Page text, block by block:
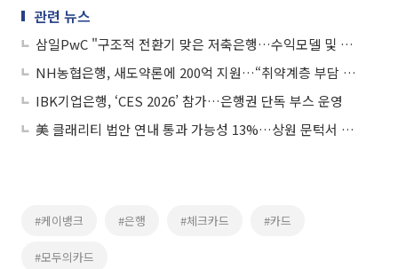
관련 뉴스
삼일PwC "구조적 전환기 맞은 저축은행…수익모델 및 역할 재정의해야"
NH농협은행, 새도약론에 200억 지원…“취약계층 부담 경감”
IBK기업은행, ‘CES 2026’ 참가…은행권 단독 부스 운영
美 클래리티 법안 연내 통과 가능성 13%…상원 문턱서 제동
#케이뱅크 #은행 #체크카드 #카드
#모두의카드